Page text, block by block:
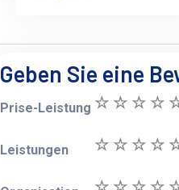
Geben Sie eine
Prise-Leistung
Leistungen